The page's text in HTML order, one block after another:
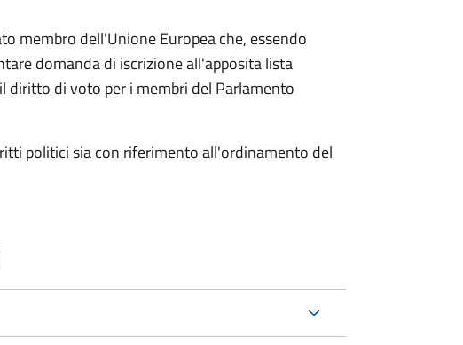
membro dell'Unione Europea che, essendo
domanda di iscrizione all'apposita lista
diritto di voto per i membri del Parlamento
politici sia con riferimento all'ordinamento del